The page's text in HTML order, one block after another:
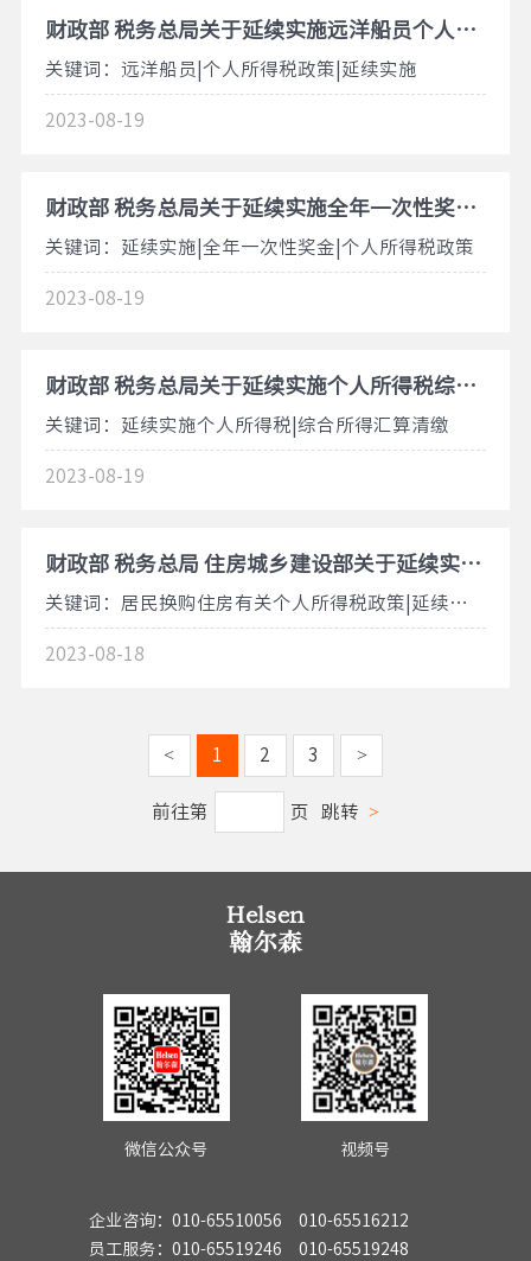
财政部 税务总局关于延续实施远洋船员个人所得税政策的公告2023年第31号
关键词：远洋船员|个人所得税政策|延续实施
2023-08-19
财政部 税务总局关于延续实施全年一次性奖金个人所得税政策的公告2023年第30号
关键词：延续实施|全年一次性奖金|个人所得税政策
2023-08-19
财政部 税务总局关于延续实施个人所得税综合所得汇算清缴有关政策的公告2023年第32号
关键词：延续实施个人所得税|综合所得汇算清缴
2023-08-19
财政部 税务总局 住房城乡建设部关于延续实施支持居民换购住房有关个人所得税政策的公告2023年第28号
关键词：居民换购住房有关个人所得税政策|延续实施
2023-08-18
< 1 2 3 >
前往第 页 跳转 >
微信公众号 视频号
企业咨询：010-65510056 010-65516212
员工服务：010-65519246 010-65519248